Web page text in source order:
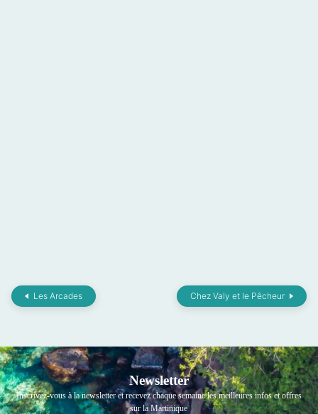
Les Arcades Chez Valy et le Pêcheur
Newsletter
Inscrivez-vous à la newsletter et recevez chaque semaine les meilleures infos et offres
sur la Martinique